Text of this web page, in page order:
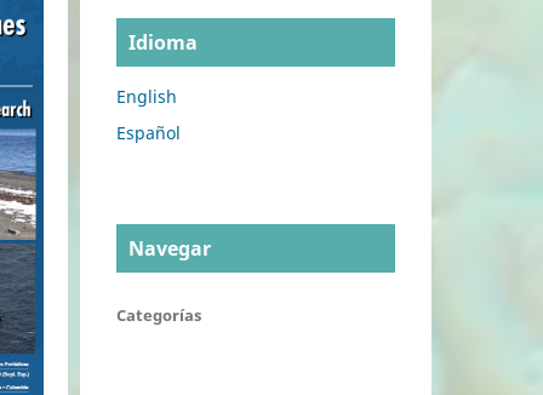
Idioma
English
Español
Navegar
Categorías